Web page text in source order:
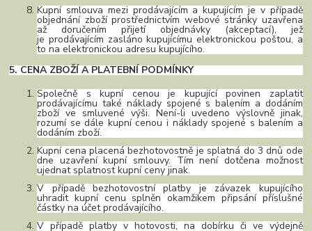
Kupní smlouva mezi prodávajícím a kupujícím je v případě
objednání zboží prostřednictvím webové stránky uzavřena
až doručením přijetí objednávky (akceptací), jež
je prodávajícím zasláno kupujícímu elektronickou poštou, a
to na elektronickou adresu kupujícího.
5. CENA ZBOŽÍ A PLATEBNÍ PODMÍNKY
Společně s kupní cenou je kupující povinen zaplatit
prodávajícímu také náklady spojené s balením a dodáním
zboží ve smluvené výši. Není-li uvedeno výslovně jinak,
rozumí se dále kupní cenou i náklady spojené s balením a
dodáním zboží.
Kupní cena placená bezhotovostně je splatná do 3 dnů ode
dne uzavření kupní smlouvy. Tím není dotčena možnost
ujednat splatnost kupní ceny jinak.
V případě bezhotovostní platby je závazek kupujícího
uhradit kupní cenu splněn okamžikem připsání příslušné
částky na účet prodávajícího.
V případě platby v hotovosti, na dobírku či ve výdejně